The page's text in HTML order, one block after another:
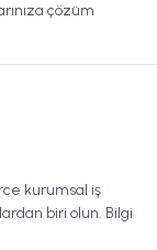
çözüm
kurumsal iş
biri olun. Bilgi